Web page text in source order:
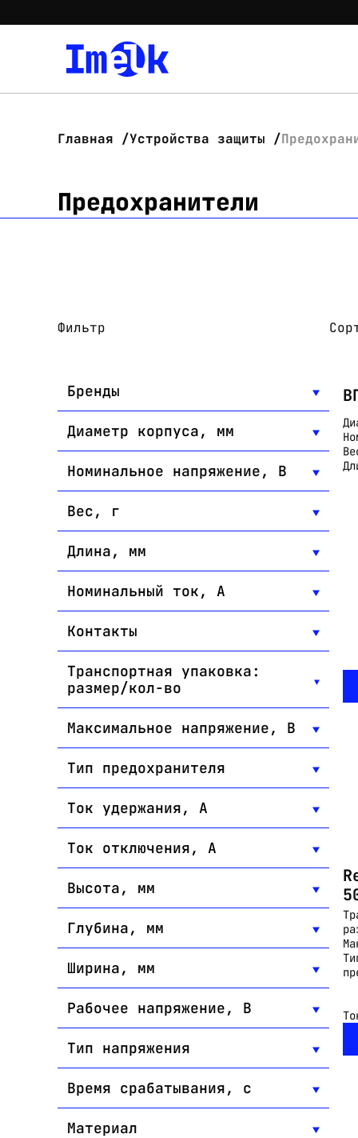
Главная Устройства защиты
Предохранители
Фильтр
Бренды
Диаметр корпуса, мм
Номинальное напряжение, В
Вес, г
Длина, мм
Номинальный ток, А
Контакты
Транспортная упаковка:
размер/кол-во
Максимальное напряжение, В
Тип предохранителя
Ток удержания, А
Ток отключения, А
Высота, мм
Глубина, мм
Ширина, мм
Рабочее напряжение, В
Тип напряжения
Время срабатывания, с
Материал